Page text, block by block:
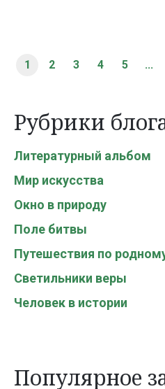
1 2 3 4 5 ...
Рубрики
Литературный альбом
Мир искусства
Окно в природу
Поле битвы
Путешествия по
Светильники веры
Человек в истории
Популярное